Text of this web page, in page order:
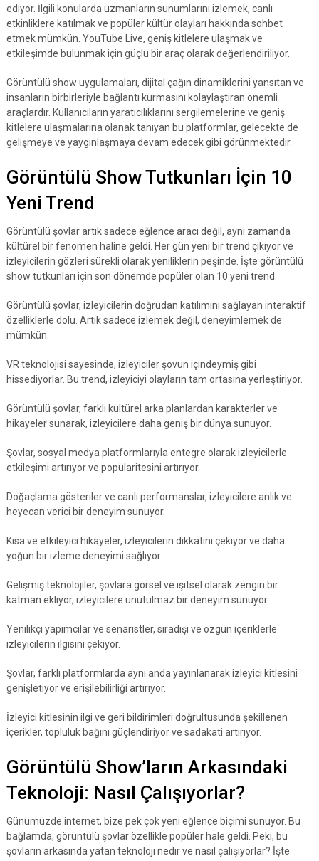
ediyor. İlgili konularda uzmanların sunumlarını izlemek, canlı
etkinliklere katılmak ve popüler kültür olayları hakkında sohbet
etmek mümkün. YouTube Live, geniş kitlelere ulaşmak ve
etkileşimde bulunmak için güçlü bir araç olarak değerlendiriliyor.
Görüntülü show uygulamaları, dijital çağın dinamiklerini yansıtan ve
insanların birbirleriyle bağlantı kurmasını kolaylaştıran önemli
araçlardır. Kullanıcıların yaratıcılıklarını sergilemelerine ve geniş
kitlelere ulaşmalarına olanak tanıyan bu platformlar, gelecekte de
gelişmeye ve yaygınlaşmaya devam edecek gibi görünmektedir.
Görüntülü Show Tutkunları İçin 10
Yeni Trend
Görüntülü şovlar artık sadece eğlence aracı değil, aynı zamanda
kültürel bir fenomen haline geldi. Her gün yeni bir trend çıkıyor ve
izleyicilerin gözleri sürekli olarak yeniliklerin peşinde. İşte görüntülü
show tutkunları için son dönemde popüler olan 10 yeni trend:
Görüntülü şovlar, izleyicilerin doğrudan katılımını sağlayan interaktif
özelliklerle dolu. Artık sadece izlemek değil, deneyimlemek de
mümkün.
VR teknolojisi sayesinde, izleyiciler şovun içindeymiş gibi
hissediyorlar. Bu trend, izleyiciyi olayların tam ortasına yerleştiriyor.
Görüntülü şovlar, farklı kültürel arka planlardan karakterler ve
hikayeler sunarak, izleyicilere daha geniş bir dünya sunuyor.
Şovlar, sosyal medya platformlarıyla entegre olarak izleyicilerle
etkileşimi artırıyor ve popülaritesini artırıyor.
Doğaçlama gösteriler ve canlı performanslar, izleyicilere anlık ve
heyecan verici bir deneyim sunuyor.
Kısa ve etkileyici hikayeler, izleyicilerin dikkatini çekiyor ve daha
yoğun bir izleme deneyimi sağlıyor.
Gelişmiş teknolojiler, şovlara görsel ve işitsel olarak zengin bir
katman ekliyor, izleyicilere unutulmaz bir deneyim sunuyor.
Yenilikçi yapımcılar ve senaristler, sıradışı ve özgün içeriklerle
izleyicilerin ilgisini çekiyor.
Şovlar, farklı platformlarda aynı anda yayınlanarak izleyici kitlesini
genişletiyor ve erişilebilirliği artırıyor.
İzleyici kitlesinin ilgi ve geri bildirimleri doğrultusunda şekillenen
içerikler, topluluk bağını güçlendiriyor ve sadakati artırıyor.
Görüntülü Show’ların Arkasındaki
Teknoloji: Nasıl Çalışıyorlar?
Günümüzde internet, bize pek çok yeni eğlence biçimi sunuyor. Bu
bağlamda, görüntülü şovlar özellikle popüler hale geldi. Peki, bu
şovların arkasında yatan teknoloji nedir ve nasıl çalışıyorlar? İşte